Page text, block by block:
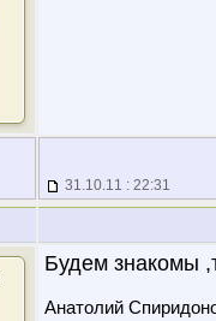
31.10.11 : 22:31
Будем знакомы
Анатолий